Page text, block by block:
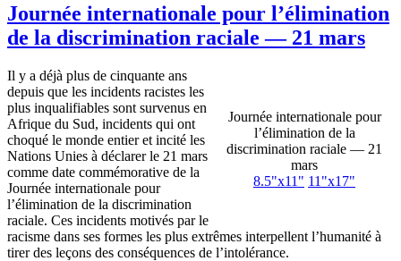
Journée internationale pour l’élimination
de la discrimination raciale — 21 mars
Journée internationalepour
l’élimination de la
discrimination raciale — 21
mars
8.5"x11 " 11"x17"
Il y a déjà plus de cinquante ans
depuis que les incidents racistes les
plus inqualifiables sont survenus en
Afrique du Sud, incidents qui ont
choqué le monde entieret incité les
Nations Unies à déclarerle 21 mars
comme date commémorative de la
Journée internationale pour
l’élimination de la discrimination
raciale. Ces incidents motivés par le
racisme dans ses formes les plus extrêmes interpellent l’humanité à
tirerdes leçons des conséquences de l’intolérance.